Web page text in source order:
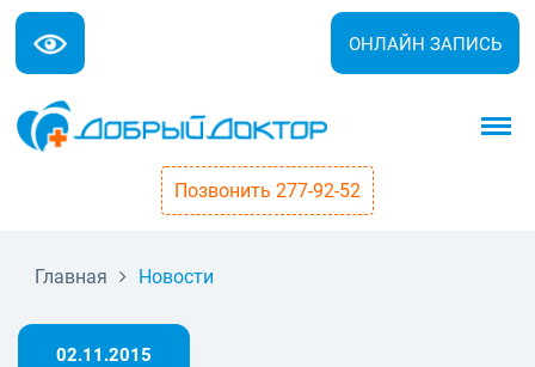
ОНЛАЙН ЗАПИСЬ
Позвонить 277-92-52
Главная Новости
02.11.2015